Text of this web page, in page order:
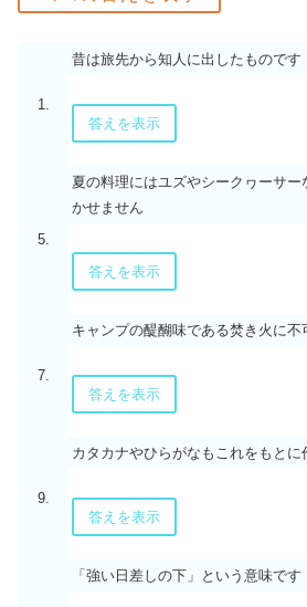
1.
昔は旅先から知人に出したものです
答えを表示
5.
夏の料理にはユズやシークヮーサ
かせません
答えを表示
7.
キャンプの醍醐味である焚き火に不
答えを表示
9.
カタカナやひらがなもこれをもとに
答えを表示
「強い日差しの下」という意味です